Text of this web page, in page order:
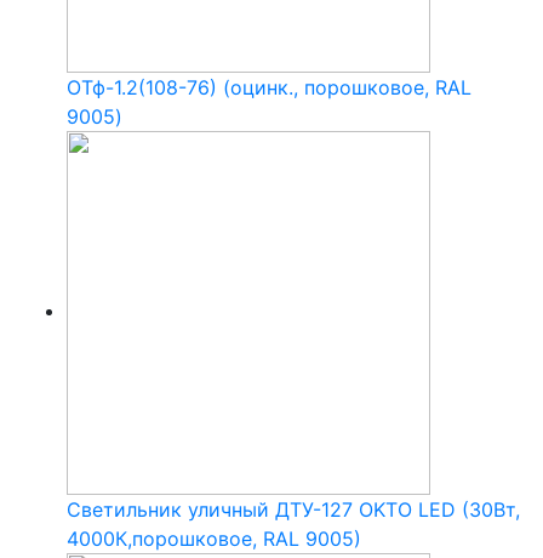
ОТф-1.2(108-76) (оцинк., порошковое, RAL
9005)
Светильник уличный ДТУ-127 OKTO LED (30Вт,
4000К,порошковое, RAL 9005)